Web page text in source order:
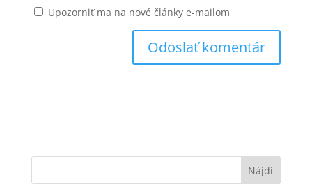
Upozorniť ma na nové články e-mailom